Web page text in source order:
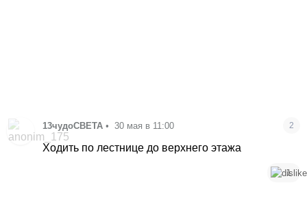
13чудоСВЕТА • 30 мая в 11:00 2
Ходить по лестнице до верхнего этажа
1